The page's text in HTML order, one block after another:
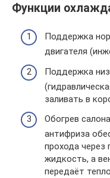
Функции
Поддержка
двигателя
Поддержка
заливать в
Обогрев
антифриза
прохода через
жидкость, а
передаёт